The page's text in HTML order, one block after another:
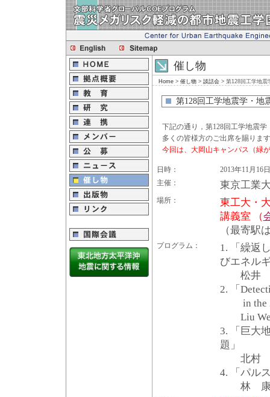
催し物
Home > 催し物 > 談話会 > 第128回工学地震
第128回工学地震学・地
下記の通り，第128回工学地震学
多くの皆様方のご出席を賜りま
今回は、大岡山キャンパス（緑
日時：
2013年11月16
主催：
東京工業
場所：
東工大・
講義室 （
（最寄駅
プログラム：
1. 「繰返
びエネル
松井 良
2. 「
in the
Liu Wen
3. 「巨大
題」
北村 佳
4. 「パル
林 康裕